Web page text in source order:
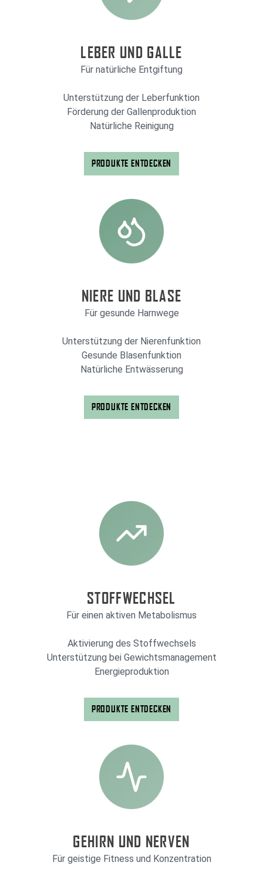
LEBER UND GALLE
Für natürliche Entgiftung
Unterstützung der Leberfunktion
Förderung der Gallenproduktion
Natürliche Reinigung
PRODUKTE ENTDECKEN
NIERE UND BLASE
Für gesunde Harnwege
Unterstützung der Nierenfunktion
Gesunde Blasenfunktion
Natürliche Entwässerung
PRODUKTE ENTDECKEN
STOFFWECHSEL
Für einen aktiven Metabolismus
Aktivierung des Stoffwechsels
Unterstützung bei Gewichtsmanagement
Energieproduktion
PRODUKTE ENTDECKEN
GEHIRN UND NERVEN
Für geistige Fitness und Konzentration